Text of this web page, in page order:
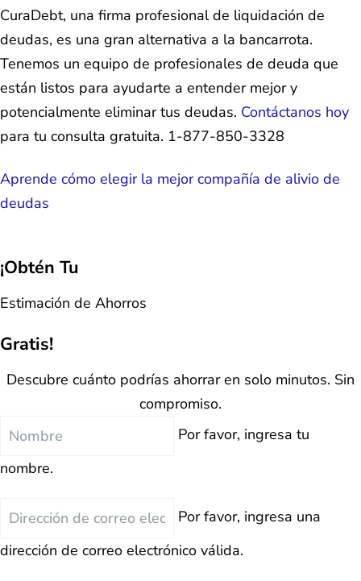
CuraDebt, una firma profesional de liquidación de
deudas, es una gran alternativa a la bancarrota.
Tenemos un equipo de profesionales de deuda que
están listos para ayudarte a entender mejor y
potencialmente eliminar tus deudas. Contáctanos hoy
para tu consulta gratuita. 1-877-850-3328
Aprende cómo elegir la mejor compañía de alivio de
deudas
¡Obtén Tu
Estimación de Ahorros
Gratis!
Descubre cuánto podrías ahorrar en solo minutos. Sin
compromiso.
Nombre
Por favor, ingresa tu
nombre.
Correo
Por favor, ingresa una
dirección de correo electrónico válida.